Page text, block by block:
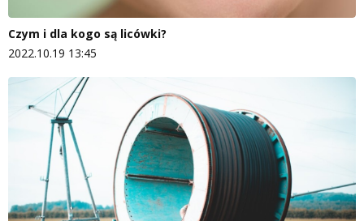
Czym i dla kogo są licówki?
2022.10.19 13:45